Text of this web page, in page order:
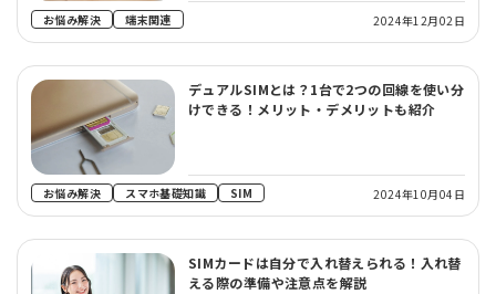
お悩み解決 端末関連 2024年12月02日
デュアルSIMとは？1台で2つの回線を使い分
けできる！メリット・デメリットも紹介
お悩み解決 スマホ基礎知識 SIM 2024年10月04日
SIMカードは自分で入れ替えられる！入れ替
える際の準備や注意点を解説